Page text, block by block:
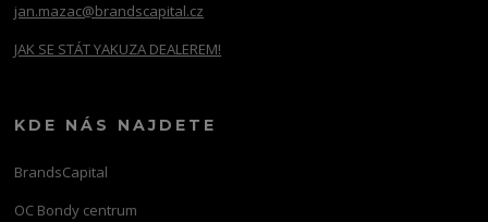
jan.mazac@brandscapital.cz
JAK SE STÁT YAKUZA DEALEREM!
KDE NÁS NAJDETE
BrandsCapital
OC Bondy centrum